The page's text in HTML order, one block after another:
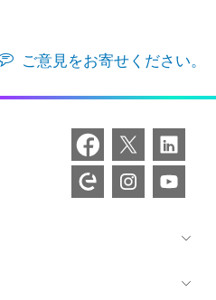
ご意見をお寄せください。